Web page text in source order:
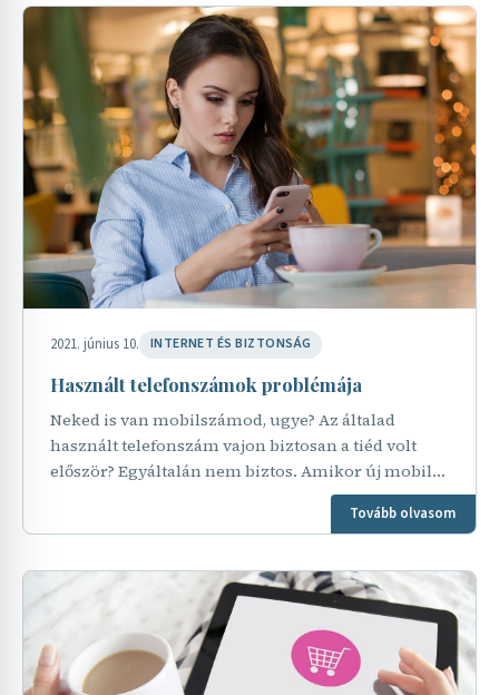
2021. június 10. INTERNET ÉS BIZTONSÁG
Használt telefonszámok problémája
Neked is van mobilszámod, ugye? Az általad
használt telefonszám vajon biztosan a tiéd volt
először? Egyáltalán nem biztos. Amikor új mobil
előfizetést kötsz és kérsz hozzá egy új
Tovább olvasom